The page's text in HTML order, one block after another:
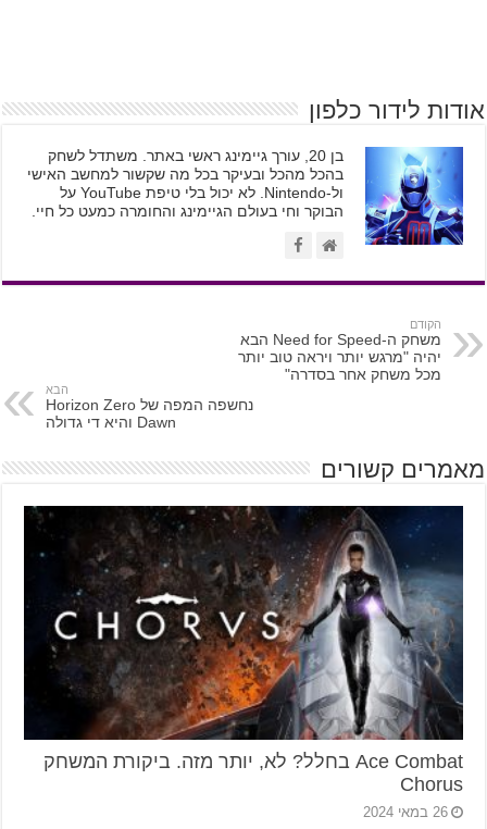
אודות לידור כלפון
בן 20, עורך גיימינג ראשי באתר. משתדל לשחק
בהכל מהכל ובעיקר בכל מה שקשור למחשב האישי
ול-Nintendo. לא יכול בלי טיפת YouTube על
הבוקר וחי בעולם הגיימינג והחומרה כמעט כל חיי.
הקודם
משחק ה-Need for Speed הבא
יהיה "מרגש יותר ויראה טוב יותר
מכל משחק אחר בסדרה"
הבא
נחשפה המפה של Horizon Zero
Dawn והיא די גדולה
מאמרים קשורים
Ace Combat בחלל? לא, יותר מזה. ביקורת המשחק
Chorus
26 במאי 2024